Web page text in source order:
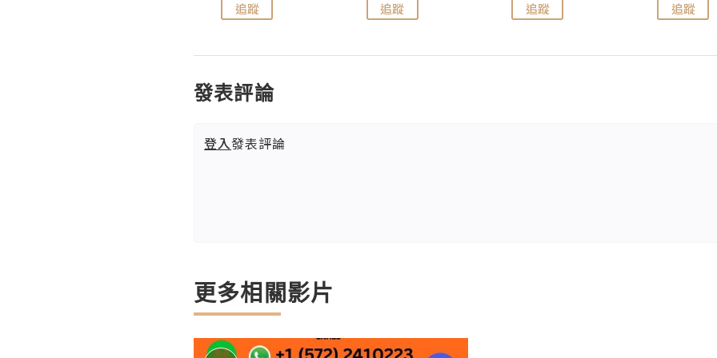
追蹤 追蹤 追蹤 追蹤
發表評論
登入發表評論
更多相關影片